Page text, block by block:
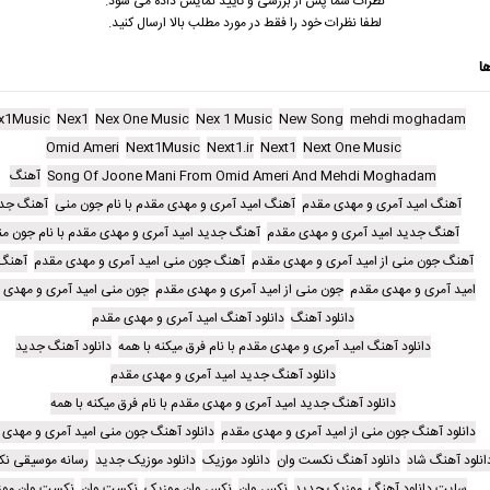
لطفا نظرات خود را فقط در مورد مطلب بالا ارسال کنید.
mehdi moghadam
New Song
Nex 1 Music
Nex One Music
Nex1
Next One Music
Next1
Next1.ir
Next1Music
Omid Ameri
Song Of Joone Mani From Omid Ameri And Mehdi Moghadam آهنگ
آهنگ امید آمری و مهدی مقدم آهنگ امید آمری و مهدی مقدم با نام جون منی آهنگ
آهنگ جدید امید آمری و مهدی مقدم آهنگ جدید امید آمری و مهدی مقدم با نام جون
آهنگ جون منی از امید آمری و مهدی مقدم آهنگ جون منی امید آمری و مهدی مقدم
امید آمری و مهدی مقدم جون منی از امید آمری و مهدی مقدم جون منی امید آمری و
دانلود آهنگ دانلود آهنگ امید آمری و مهدی مقدم
دانلود آهنگ امید آمری و مهدی مقدم با نام فرق میکنه با همه دانلود آهنگ جدید
دانلود آهنگ جدید امید آمری و مهدی مقدم
دانلود آهنگ جدید امید آمری و مهدی مقدم با نام فرق میکنه با همه
دانلود آهنگ جون منی از امید آمری و مهدی مقدم دانلود آهنگ جون منی امید آمری و
آهنگ شاد دانلود آهنگ نکست وان دانلود موزیک دانلود موزیک جدید رسانه موسیقی